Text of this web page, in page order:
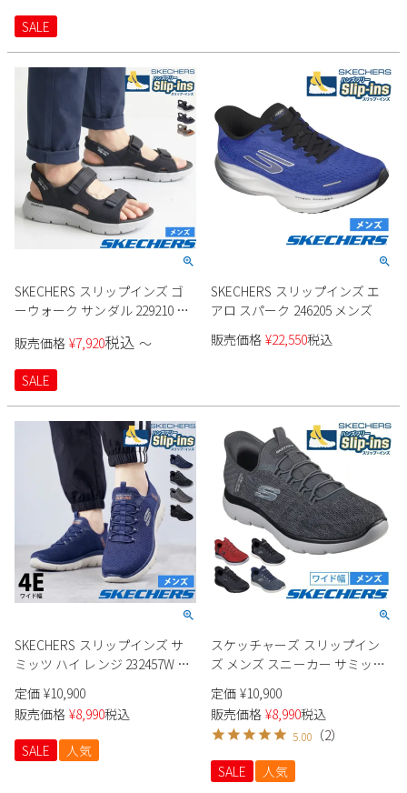
SALE
SKECHERS スリップインズ ゴ
ーウォーク サンダル 229210 メ
販売価格 ¥7,920税込 〜
SALE
SKECHERS スリップインズ エ
アロ スパーク 246205 メンズ
販売価格 ¥22,550税込
SKECHERS スリップインズ サ
ミッツ ハイ レンジ 232457W メ
ンズ
定価 ¥10,900
販売価格 ¥8,990税込
SALE
人気
スケッチャーズ スリップイン
ズ メンズ スニーカー サミッツ
キー ペース 232469W
SKECHERS Slip-ins Summits -
Key Pace 靴 ワイド幅 幅広
定価 ¥10,900
販売価格 ¥8,990税込
5.00 （2）
SALE
人気